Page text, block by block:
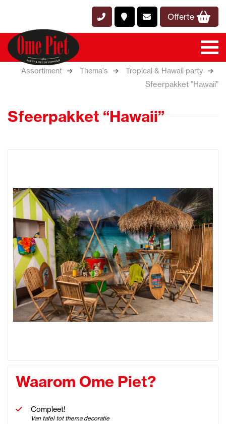
Offerte
Assortiment Thema's Tropical & Hawaii party
Sfeerpakket "Hawaii"
Sfeerpakket “Hawaii”
Waarom Ome Piet?
Compleet!
Van tafel tot thema decoratie